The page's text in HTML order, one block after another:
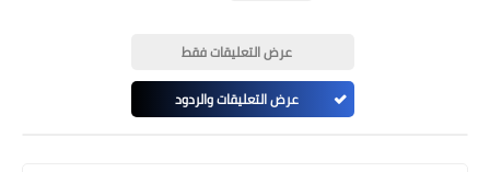
عرض التعليقات فقط
عرض التعليقات والردود